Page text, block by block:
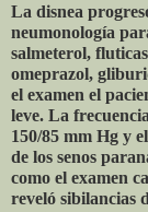
La disnea
neumonología
salmeterol,
omeprazol,
el examen el
leve. La
150/85 mm Hg y
de los senos
como el examen
reveló sibilancias